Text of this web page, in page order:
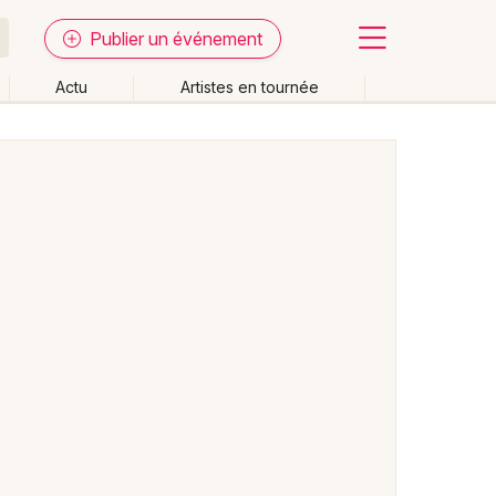
Publier un événement
Actu Artistes en tournée